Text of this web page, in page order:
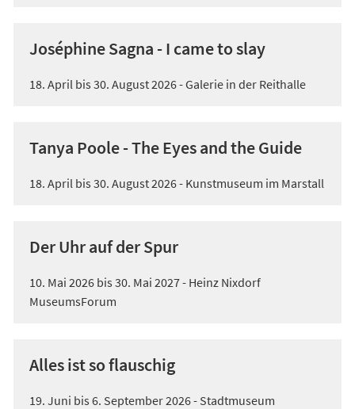
Joséphine Sagna - I came to slay
18. April bis 30. August 2026 - Galerie in der Reithalle
Tanya Poole - The Eyes and the Guide
18. April bis 30. August 2026 - Kunstmuseum im Marstall
Der Uhr auf der Spur
10. Mai 2026 bis 30. Mai 2027 - Heinz Nixdorf
MuseumsForum
Alles ist so flauschig
19. Juni bis 6. September 2026 - Stadtmuseum